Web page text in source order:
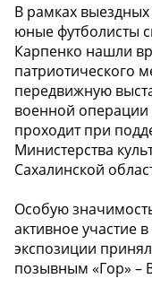
В рамках
юные футболисты
Карпенко нашли
патриотического
передвижную
военной
проходит при
Министерства
Сахалинской
Особую
активное участие
экспозиции
позывным «Гор» –